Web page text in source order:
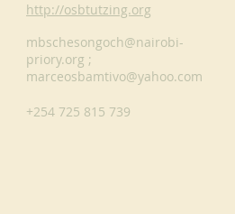
http://osbtutzing.org
mbschesongoch@nairobi-
priory.org ;
marceosbamtivo@yahoo.com
+254 725 815 739